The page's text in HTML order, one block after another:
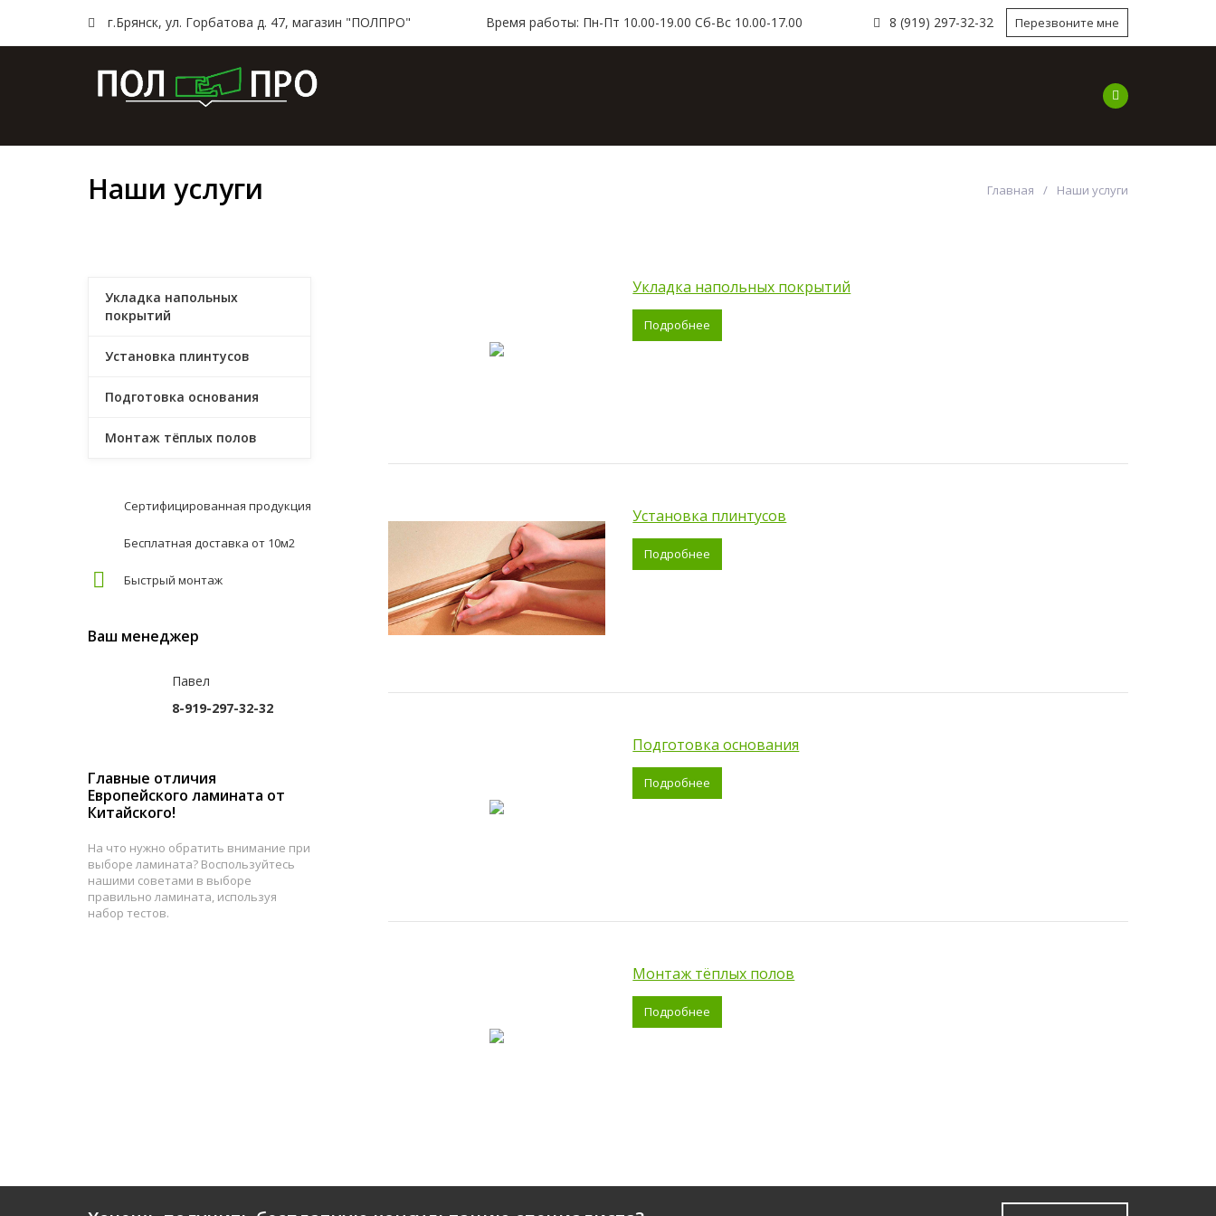
г.Брянск, ул. Горбатова д. 47, магазин "ПОЛПРO" Время работы: Пн-Пт 10.00-19.00 Сб-Вс 10.00-17.00 8 (919) 297-32-32 Перезвоните мне
Наши Услуги
Наши услуги Главная Наши услуги
Укладка напольных покрытий
Подробнее
Установка плинтусов
Подробнее
Подготовка основания
Подробнее
Монтаж тёплых полов
Подробнее
Укладка напольных
покрытий
Установка плинтусов
Подготовка основания
Монтаж тёплых полов
Сертифицированная продукция
Бесплатная доставка от 10м2
Быстрый монтаж
Ваш менеджер
Павел
8-919-297-32-32
Главные отличия
Европейского ламината от
Китайского!
На что нужно обратить внимание при
выборе ламината? Воспользуйтесь
нашими советами в выборе
правильно ламината, используя
набор тестов.